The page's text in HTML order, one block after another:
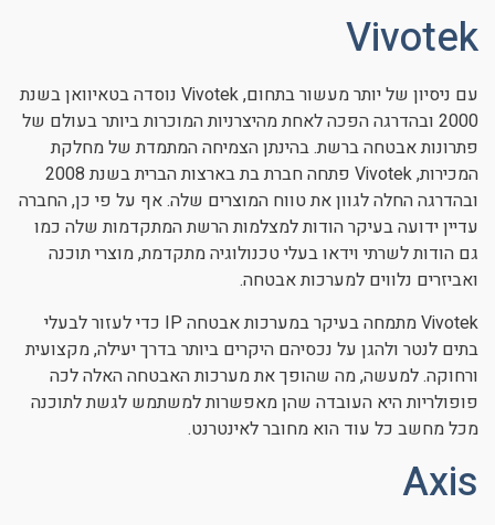
Vivotek
עם ניסיון של יותר מעשור בתחום, Vivotek נוסדה בטאיוואן בשנת
2000 ובהדרגה הפכה לאחת מהיצרניות המוכרות ביותר בעולם של
פתרונות אבטחה ברשת. בהינתן הצמיחה המתמדת של מחלקת
המכירות, Vivotek פתחה חברת בת בארצות הברית בשנת 2008
ובהדרגה החלה לגוון את טווח המוצרים שלה. אף על פי כן, החברה
עדיין ידועה בעיקר הודות למצלמות הרשת המתקדמות שלה כמו
גם הודות לשרתי וידאו בעלי טכנולוגיה מתקדמת, מוצרי תוכנה
ואביזרים נלווים למערכות אבטחה.
Vivotek מתמחה בעיקר במערכות אבטחה IP כדי לעזור לבעלי
בתים לנטר ולהגן על נכסיהם היקרים ביותר בדרך יעילה, מקצועית
ורחוקה. למעשה, מה שהופך את מערכות האבטחה האלה לכה
פופולריות היא העובדה שהן מאפשרות למשתמש לגשת לתוכנה
מכל מחשב כל עוד הוא מחובר לאינטרנט.
Axis